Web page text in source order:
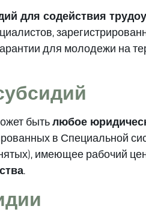
для содействия
для молодежи на
бытьлюбое
в Специальной
имеющее рабочий
.